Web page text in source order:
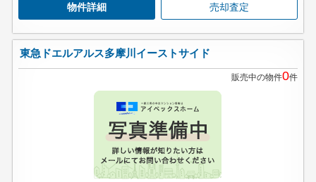
物件詳細 売却査定
東急ドエルアルス多摩川イーストサイド
販売中の物件0件